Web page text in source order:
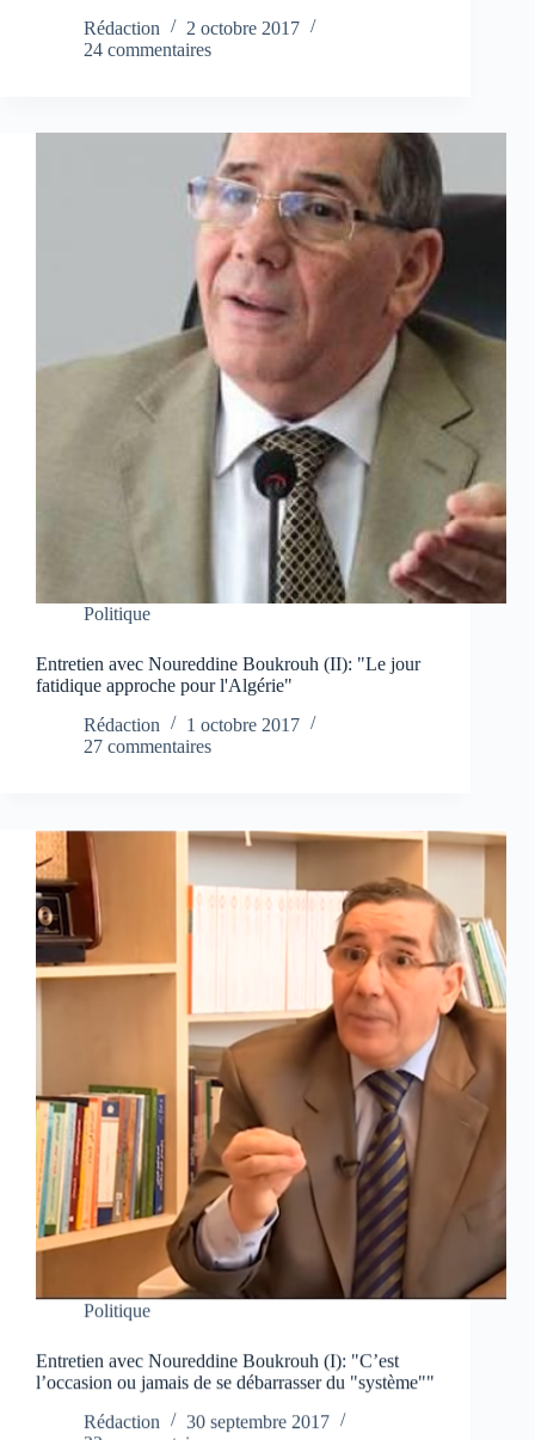
Rédaction
2 octobre 2017
24 commentaires
Politique
Entretien avec Noureddine Boukrouh (II): "Le jour
fatidique approche pour l'Algérie"
Rédaction
1 octobre 2017
27 commentaires
Politique
Entretien avec Noureddine Boukrouh (I): "C’est
l’occasion ou jamais de se débarrasser du "système""
Rédaction
30 septembre 2017